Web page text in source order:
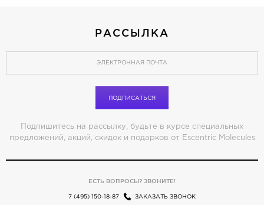
РАССЫЛКА
ПОДПИСАТЬСЯ
Подпишитесь на рассылку, будьте в курсе специальных
предложений, акций, скидок и подарков от Escentric Molecules
ЕСТЬ ВОПРОСЫ? ЗВОНИТЕ!
7 (495) 150-18-87 ЗАКАЗАТЬ ЗВОНОК